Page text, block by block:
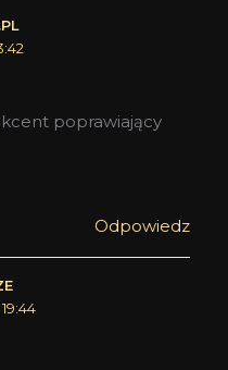
poprawiający
Odpowiedz